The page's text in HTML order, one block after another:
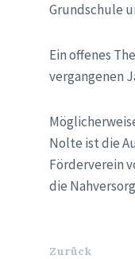
Grundschule
Ein offenes
vergangenen
Nolte ist die
Förderverein
die
Zurück